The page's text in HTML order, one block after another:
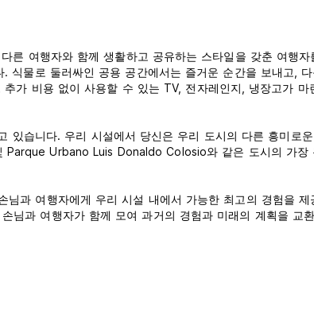
른 여행자와 함께 생활하고 공유하는 스타일을 갖춘 여행자
식물로 둘러싸인 공용 공간에서는 즐거운 순간을 보내고,
가 비용 없이 사용할 수 있는 TV, 전자레인지, 냉장고가 마
있습니다. 우리 시설에서 당신은 우리 도시의 다른 흥미로
Urbano Luis Donaldo Colosio와 같은 도시의 가장
과 여행자에게 우리 시설 내에서 가능한 최고의 경험을 제
님과 여행자가 함께 모여 과거의 경험과 미래의 계획을 교